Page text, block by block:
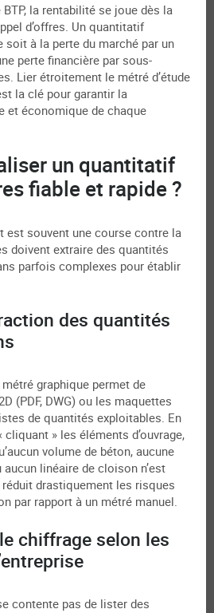
la rentabilité se joue dès la
d’offres. Un quantitatif
soit à la perte du marché par un
perte financière par sous-
Lier étroitement le métré d’étude
la clé pour garantir la
et économique de chaque
un quantitatif
fiable et rapide ?
est souvent une course contre la
doivent extraire des quantités
parfois complexes pour établir
des quantités
métré graphique permet de
(PDF, DWG) ou les maquettes
de quantités exploitables. En
cliquant » les éléments d’ouvrage,
volume de béton, aucune
linéaire de cloison n’est
drastiquement les risques
par rapport à un métré manuel.
chiffrage selon les
contente pas de lister des